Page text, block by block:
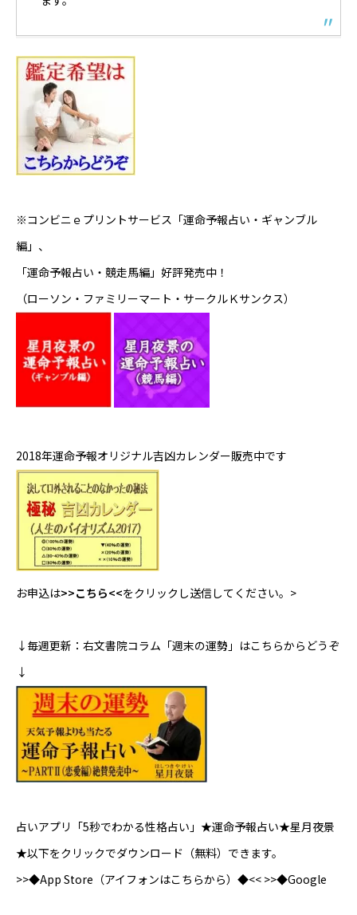
※コンビニｅプリントサービス「運命予報占い・ギャンブル
編」、
「運命予報占い・競走馬編」好評発売中！
（ローソン・ファミリーマート・サークルＫサンクス）
2018年運命予報オリジナル吉凶カレンダー販売中です
お申込は>>こちら<<をクリックし送信してください。>
↓毎週更新：右文書院コラム「週末の運勢」はこちらからどうぞ
↓
占いアプリ「5秒でわかる性格占い」★運命予報占い★星月夜景
★以下をクリックでダウンロード（無料）できます。
>>◆App Store（アイフォンはこちらから）◆<< >>◆Google